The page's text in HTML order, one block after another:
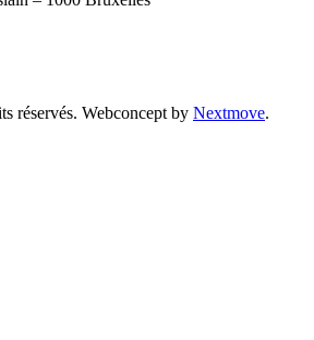
réservés. Webconcept by Nextmove.